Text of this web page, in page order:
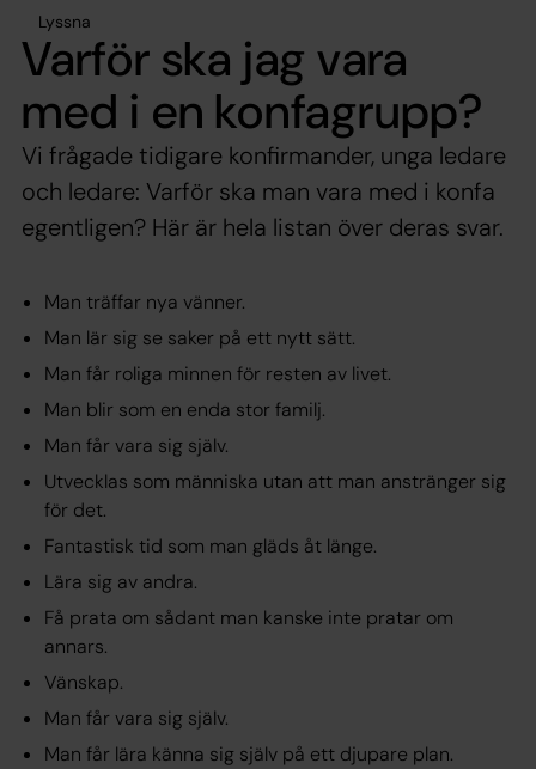
Lyssna
Varför ska jag vara
med i en konfagrupp?
Vi frågade tidigare konfirmander, unga ledare
och ledare: Varför ska man vara med i konfa
egentligen? Här är hela listan över deras svar.
Man träffar nya vänner.
Man lär sig se saker på ett nytt sätt.
Man får roliga minnen för resten av livet.
Man blir som en enda stor familj.
Man får vara sig själv.
Utvecklas som människa utan att man anstränger sig
för det.
Fantastisk tid som man gläds åt länge.
Lära sig av andra.
Få prata om sådant man kanske inte pratar om
annars.
Vänskap.
Man får vara sig själv.
Man får lära känna sig själv på ett djupare plan.